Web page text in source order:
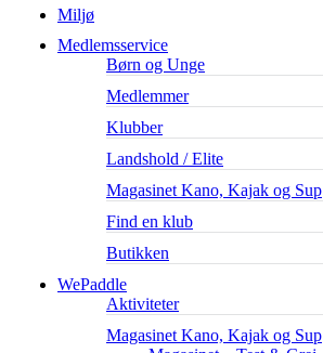
Miljø
Medlemsservice
Børn og Unge
Medlemmer
Klubber
Landshold / Elite
Magasinet Kano, Kajak og Sup
Find en klub
Butikken
WePaddle
Aktiviteter
Magasinet Kano, Kajak og Sup